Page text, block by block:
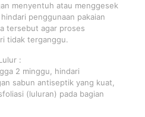
menyentuh atau menggesek
penggunaan pakaian
tersebut agar proses
tidak terganggu.
:
2 minggu, hindari
sabun antiseptik yang kuat,
(luluran) pada bagian